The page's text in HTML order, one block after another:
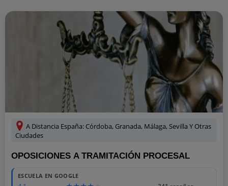
A Distancia España: Córdoba, Granada, Málaga, Sevilla Y Otras
Ciudades
OPOSICIONES A TRAMITACIÓN PROCESAL
ESCUELA EN GOOGLE